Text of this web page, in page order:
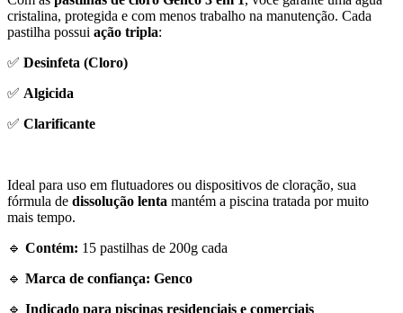
cristalina, protegida e com menos trabalho na manutenção. Cada
pastilha possui ação tripla:
✅ Desinfeta (Cloro)
✅ Algicida
✅ Clarificante
Ideal para uso em flutuadores ou dispositivos de cloração, sua
fórmula de dissolução lenta mantém a piscina tratada por muito
mais tempo.
🔹 Contém: 15 pastilhas de 200g cada
🔹 Marca de confiança: Genco
🔹 Indicado para piscinas residenciais e comerciais